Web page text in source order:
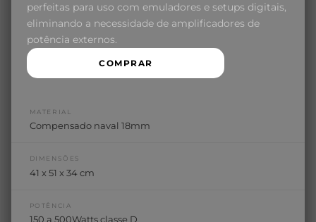
perfeitas para uso com emuladores e setups digitais,
eliminando a necessidade de amplificadores de
potência externos.
COMPRAR
MATERIAL
Compensado naval 18mm
DIMENSÕES
41 x 51 x 34 cm
POTÊNCIA
150 a 500Watts classe D